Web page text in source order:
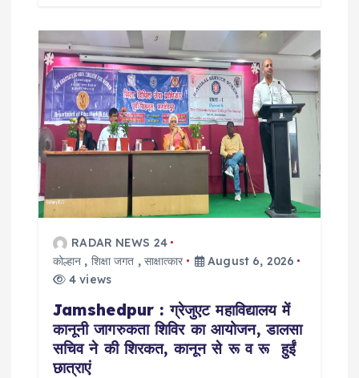
RADAR NEWS 24
कोल्हान , शिक्षा जगत , साक्षात्कार
August 6, 2026
4 views
Jamshedpur : ग्रेजुएट महाविद्यालय में
कानूनी जागरुकता शिविर का आयोजन, डालसा
सचिव ने की शिरकत, कानून से रू व रू हुईं
छात्राएं